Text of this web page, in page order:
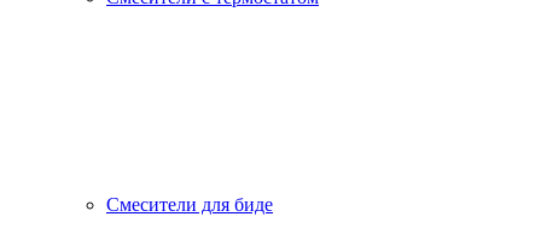
Смесители для биде